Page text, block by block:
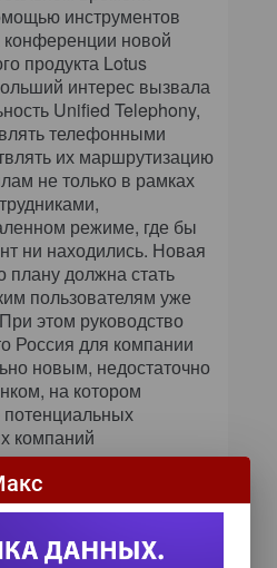
инструментов
новой
продукта Lotus
интерес вызвала
Unified Telephony,
телефонными
их маршрутизацию
не только в рамках
режиме, где бы
ни находились. Новая
плану должна стать
пользователям уже
этом руководство
Россия для компании
новым, недостаточно
на котором
потенциальных
компаний
снизить затраты,
по
генерального